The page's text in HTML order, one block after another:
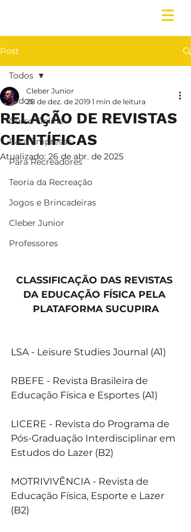
Post
Todos
Curso Online
Para Empresas
Para Recreadores
Teoria da Recreação
Jogos e Brincadeiras
Cleber Junior
Professores
Todos
RELAÇÃO DE REVISTAS
CIENTÍFICAS
Cleber Junior
28 de dez. de 2019 1 min de leitura
Atualizado: 26 de abr. de 2025
CLASSIFICAÇÃO DAS REVISTAS
DA EDUCAÇÃO FÍSICA PELA
PLATAFORMA SUCUPIRA
LSA - Leisure Studies Journal (A1)
RBEFE - Revista Brasileira de
Educação Física e Esportes (A1)
LICERE - Revista do Programa de
Pós-Graduação Interdisciplinar em
Estudos do Lazer (B2)
MOTRIVIVÊNCIA - Revista de
Educação Física, Esporte e Lazer
(B2)